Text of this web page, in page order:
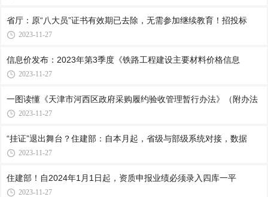
省厅：原“八大员”证书有效期已去除，无需参加继续教育！招投标
2023-11-27
信息价发布：2023年第3季度《铁路工程建设主要材料价格信息
2023-11-27
一图读懂《天津市河西区政府采购履约验收管理暂行办法》（附办法
2023-11-27
“挂证”退出舞台？住建部：自本月起，省级与部级系统对接，数据
2023-11-27
住建部！自2024年1月1日起，资质申报业绩必须录入四库一平
2023-11-27